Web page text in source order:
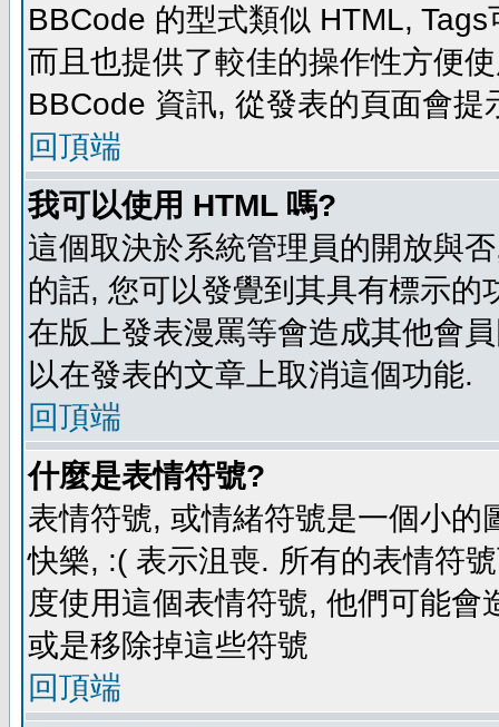
BBCode 的型式類似 HTML,
而且也提供了較佳的操作性方便
BBCode 資訊, 從發表的頁面會提
回頂端
我可以使用 HTML 嗎?
這個取決於系統管理員的開放與
的話, 您可以發覺到其具有標示
在版上發表漫罵等會造成其他會
以在發表的文章上取消這個功能.
回頂端
什麼是表情符號?
表情符號, 或情緒符號是一個小
快樂, :( 表示沮喪. 所有的表情符
度使用這個表情符號, 他們可能
或是移除掉這些符號
回頂端